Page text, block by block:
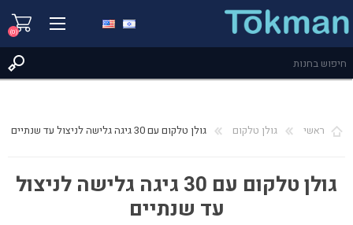
(0)
ראשי גולן טלקום גולן טלקום עם 30 גיגה גלישה לניצול עד שנתיים
גולן טלקום עם 30 גיגה גלישה לניצול
עד שנתיים